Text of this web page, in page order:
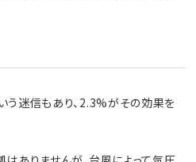
迷信もあり、2.3%がその効果を